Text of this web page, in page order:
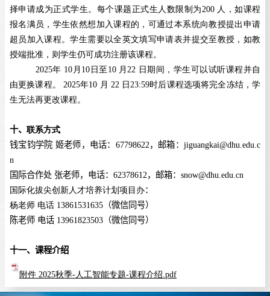
择申请成为正式学生。每个课题正式生人数限制为200 人，如课程
报名满员，学生依然想加入课程的，可通过本系统向教授提出申请
超员加入课程。学生需要以全英文填写申请表并提交至教授，如教
授端批准，则学生仍可成功注册该课程。
2025年 10 月 10日至10 月 22 日期间，学生可以试听课程并自
由更换课程。 2025年10 月 22 日23:59时后课程选项将完全冻结，学
生无法再更改课程。
十、 联系方式
钱宝钧学院 姬老师，电话： 67798622，邮箱：jiguangkai@dhu.edu.c
n
国际合作处 张老师，电话： 62378612，邮箱： snow@dhu.edu.cn
国际化拔尖创新人才培养计划项目办：
杨老师 电话 13861531635 （微信同号）
陈老师 电话 13961823503 （微信同号）
十一、课程介绍
附件 2025秋季-人工智能专题-课程介绍.pdf